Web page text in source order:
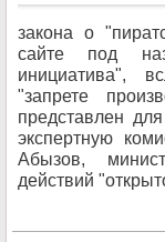
закона о
сайте под
инициатива",
"запрете
представлен
экспертную
Абызов,
действий